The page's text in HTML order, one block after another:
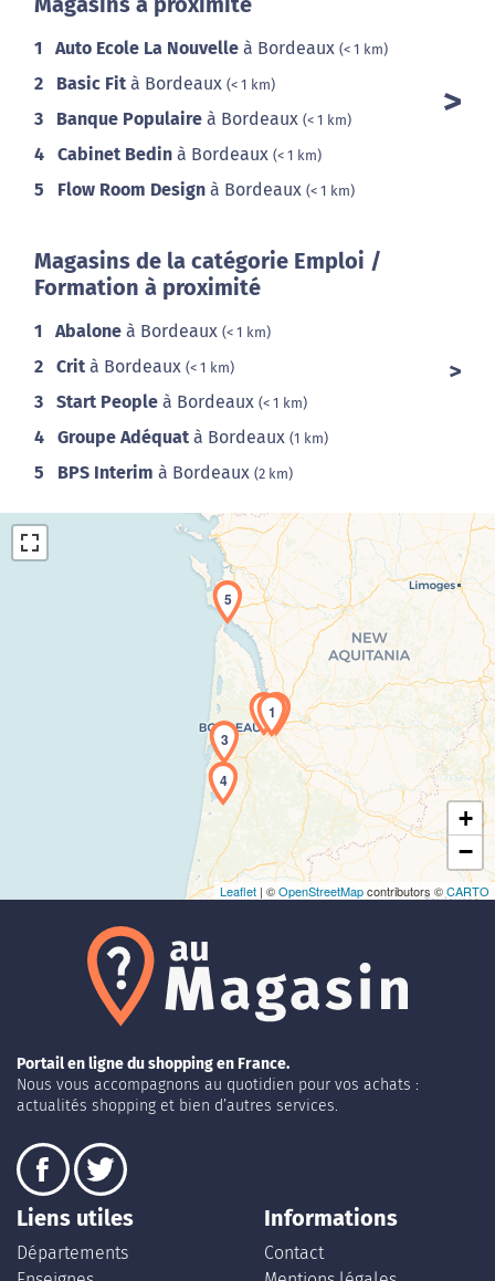
1 Auto Ecole La Nouvelle à Bordeaux (< 1 km)
2 Basic Fit à Bordeaux (< 1 km)
3 Banque Populaire à Bordeaux (< 1 km)
4 Cabinet Bedin à Bordeaux (< 1 km)
5 Flow Room Design à Bordeaux (< 1 km)
Magasins de la catégorie Emploi /
Formation à proximité
1 Abalone à Bordeaux (< 1 km)
2 Crit à Bordeaux (< 1 km)
3 Start People à Bordeaux (< 1 km)
4 Groupe Adéquat à Bordeaux (1 km)
5 BPS Interim à Bordeaux (2 km)
Chargement de la carte en cours...
1
2
3
4
5
+
−
Leaflet | ©OpenStreetMapcontributors ©CARTO
Portail en ligne du shopping en France.
Nous vous accompagnons au quotidien pour vos achats :
actualités shopping et bien d’autres services.
Liens utiles
Départements
Informations
Contact